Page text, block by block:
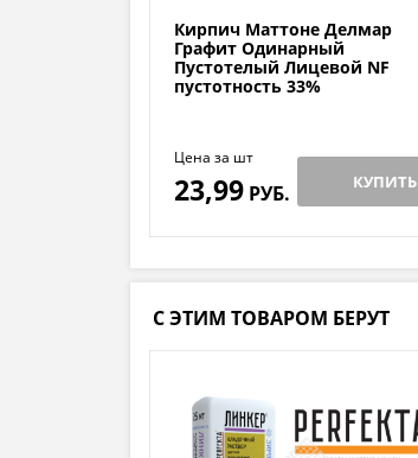
Кирпич Маттоне Делмар
Графит Одинарный
Пустотелый Лицевой NF
пустотность 33%
Цена за шт
23,99 РУБ. КУПИТЬ
С ЭТИМ ТОВАРОМ БЕРУТ